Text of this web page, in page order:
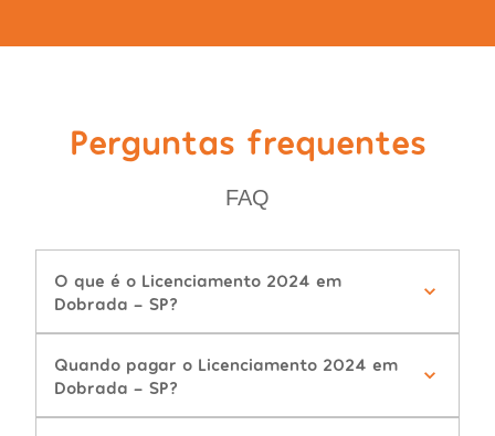
Perguntas frequentes
FAQ
O que é o Licenciamento 2024 em
Dobrada - SP?
Quando pagar o Licenciamento 2024 em
Dobrada - SP?